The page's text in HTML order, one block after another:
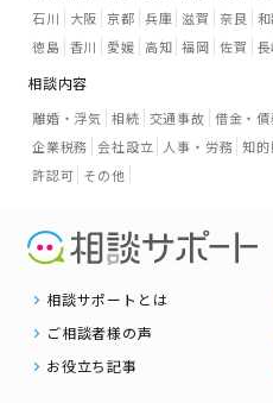
石川
大阪 京都 兵庫 滋賀 奈良
徳島 香川 愛媛 高知 福岡 佐賀
相談内容
離婚・浮気 相続 交通事故 借金・
企業税務 会社設立 人事・労務 知
許認可 その他
相談サポートとは
ご相談者様の声
お役立ち記事